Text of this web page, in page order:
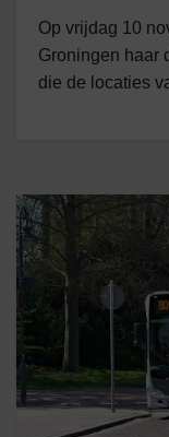
Op vrijdag 10
Groningen haar
die de locaties